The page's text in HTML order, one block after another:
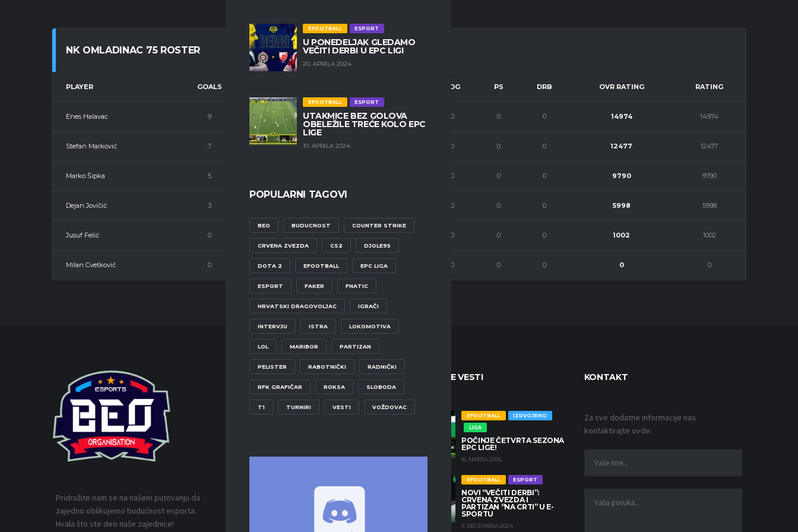
EFOOTBALL ESPORT
U PONEDELJAK GLEDAMO
VEČITI DERBI U EPC LIGI
20. APRILA 2024.
EFOOTBALL ESPORT
UTAKMICE BEZ GOLOVA
OBELEŽILE TREĆE KOLO EPC
LIGE
10. APRILA 2024.
POPULARNI TAGOVI
BEO BUDUCNOST COUNTER STRIKE
CRVENA ZVEZDA CS2 DJOLE95
DOTA 2 EFOOTBALL EPC LIGA
ESPORT FAKER FNATIC
HRVATSKI DRAGOVOLJAC IGRAČI
INTERVJU ISTRA LOKOMOTIVA
LOL MARIBOR PARTIZAN
PELISTER RABOTNIČKI RADNIČKI
RFK GRAFIČAR ROKSA SLOBODA
T1 TURNIRI VESTI VOŽDOVAC
NK OMLADINAC 75 ROSTER
PLAYER GOALS SOG PS DRB OVR RATING RATING
Enes Halavac 9 6 0 0 0 0 14974 14974
Stefan Marković 7 6 0 0 0 12477 12477
Marko Šipka 5 0 0 0 9790 9790
Dejan Jovičić 3 0 0 0 5998 5998
Jusuf Felić 0 0 0 0 0 1002 1002
Milan Cvetković 0 0 0 0 0 0 0 0
Pridružite nam se na našem putovanju da
zajedno oblikujemo budućnost esporta.
Hvala što ste deo naše zajednice!
IZDVOJENE VESTI
EFOOTBALL
IZDVOJENO
POČINJE DRUGA SEZONA
EPC CHAMPIONS PRO LIGE
25. MARTA 2024.
NAJNOVIJE VESTI
EFOOTBALL
IZDVOJENO
LIGA
POČINJE ČETVRTA SEZONA
EPC LIGE!
16. MARTA 2026.
EFOOTBALL ESPORT
NOVI “VEČITI DERBI”:
CRVENA ZVEZDA I
PARTIZAN “NA CRTI” U E-
SPORTU
9. DECEMBRA 2024.
KONTAKT
Za sve dodatne informacije nas
kontaktirajte ovde: